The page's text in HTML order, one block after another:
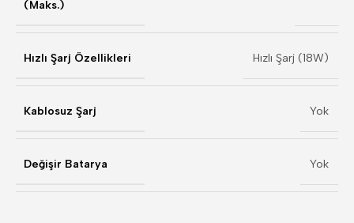
(Maks.)
Hızlı Şarj Özellikleri Hızlı Şarj (18W)
Kablosuz Şarj Yok
Değişir Batarya Yok